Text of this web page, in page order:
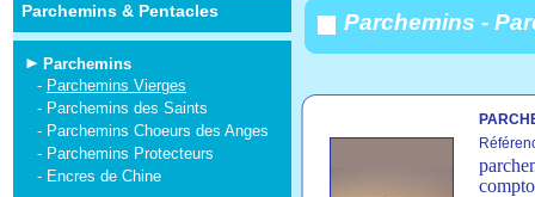
Parchemins & Pentacles
Parchemins
- Parchemins Vierges
- Parchemins des Saints
- Parchemins Choeurs des Anges
- Parchemins Protecteurs
- Encres de Chine
Parchemins -